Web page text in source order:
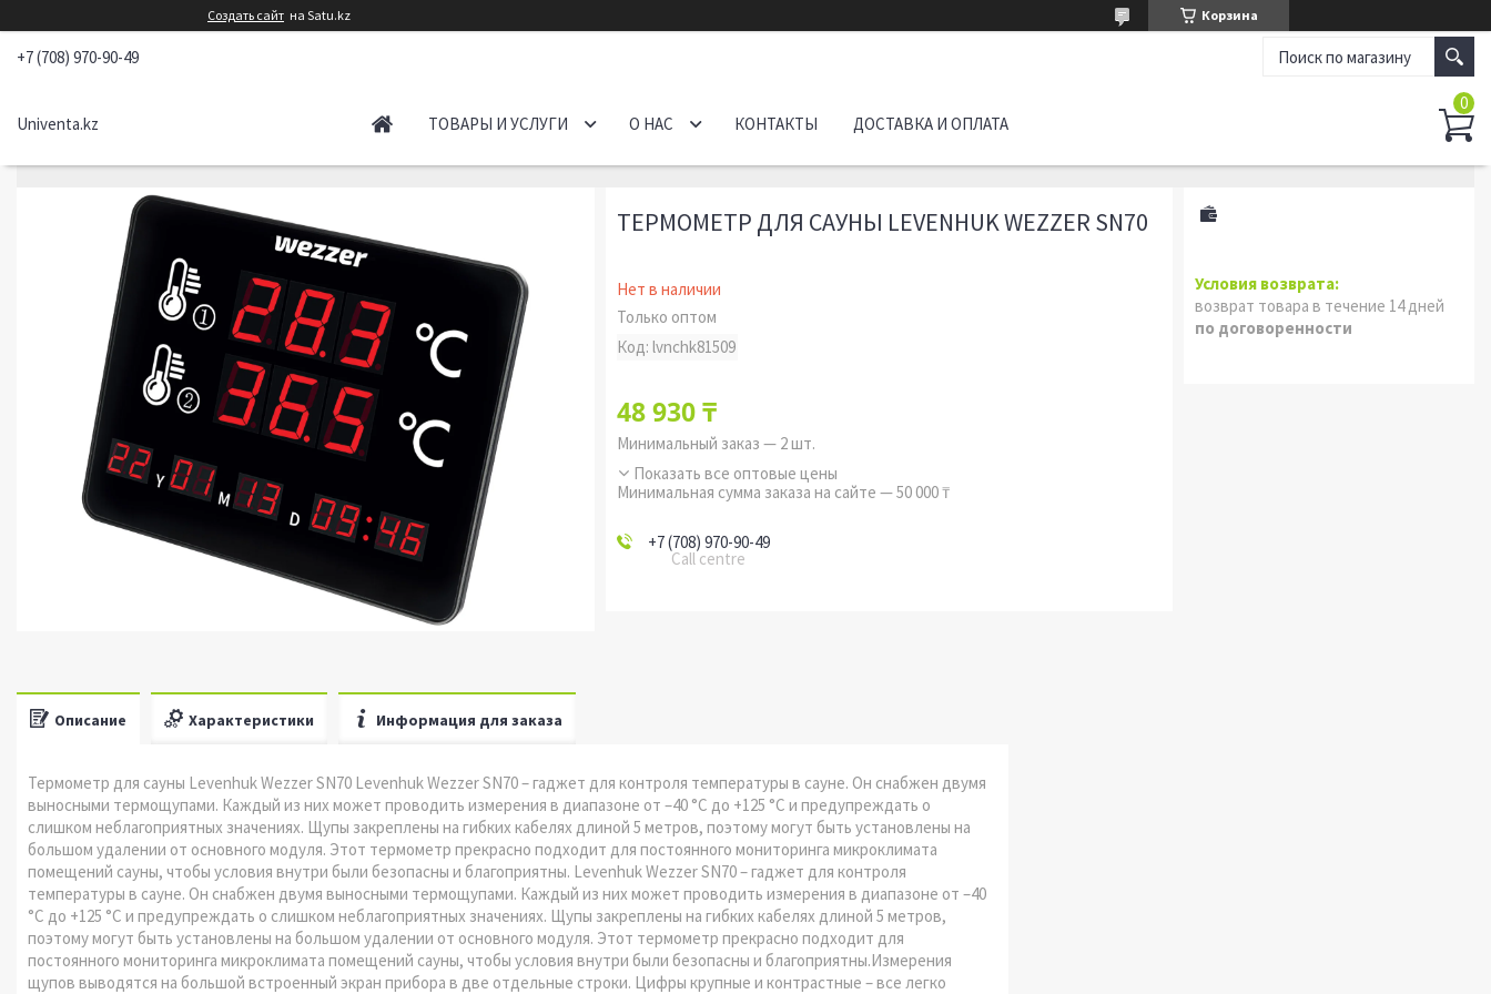
Создать сайт на Satu.kz Корзина
+7 (708) 970-90-49
Univenta.kz ТОВАРЫ И УСЛУГИ О НАС КОНТАКТЫ ДОСТАВКА И ОПЛАТА
ТЕРМОМЕТР ДЛЯ САУНЫ LEVENHUK WEZZER SN70
Нет в наличии
Только оптом
Код:lvnchk81509
48 930 ₸
Минимальный заказ — 2 шт.
Показать все оптовые цены
Минимальная сумма заказа на сайте — 50 000 ₸
+7 (708) 970-90-49
Call centre
возврат товара в течение 14 дней
по договоренности
Описание Характеристики Информация для заказа
Термометр для сауны Levenhuk Wezzer SN70 Levenhuk Wezzer SN70 – гаджет для контроля температуры в сауне. Он снабжен двумя
выносными термощупами. Каждый из них может проводить измерения в диапазоне от –40 °C до +125 °C и предупреждать о
слишком неблагоприятных значениях. Щупы закреплены на гибких кабелях длиной 5 метров, поэтому могут быть установлены на
большом удалении от основного модуля. Этот термометр прекрасно подходит для постоянного мониторинга микроклимата
помещений сауны, чтобы условия внутри были безопасны и благоприятны. Levenhuk Wezzer SN70 – гаджет для контроля
температуры в сауне. Он снабжен двумя выносными термощупами. Каждый из них может проводить измерения в диапазоне от –40
°C до +125 °C и предупреждать о слишком неблагоприятных значениях. Щупы закреплены на гибких кабелях длиной 5 метров,
поэтому могут быть установлены на большом удалении от основного модуля. Этот термометр прекрасно подходит для
постоянного мониторинга микроклимата помещений сауны, чтобы условия внутри были безопасны и благоприятны.Измерения
щупов выводятся на большой встроенный экран прибора в две отдельные строки. Цифры крупные и контрастные – все легко